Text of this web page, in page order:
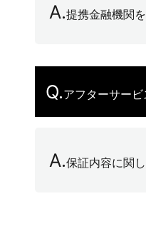
A.提携金融機関
Q.アフターサービ
A.保証内容に関